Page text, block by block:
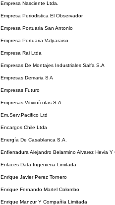
Empresa Nasciente Ltda.
Empresa Periodistica El Observador
Empresa Portuaria San Antonio
Empresa Portuaria Valparaiso
Empresa Rai Ltda
Empresas De Montajes Industriales Salfa S.A
Empresas Demaria S A
Empresas Futuro
Empresas Vitivinícolas S.A.
Em.Serv.Pacifico Ltd
Encargos Chile Ltda
Energía De Casablanca S.A.
Enfierradura Alejandro Belarmino Alvarez Hevia Y
Enlaces Data Ingenieria Limitada
Enrique Javier Perez Tornero
Enrique Fernando Martel Colombo
Enrique Manzur Y Compañia Limitada